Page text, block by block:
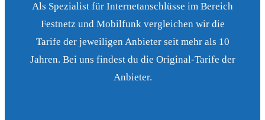
Als Spezialist für Internetanschlüsse im Bereich
Festnetz und Mobilfunk vergleichen wir die
Tarife der jeweiligen Anbieter seit mehr als 10
Jahren. Bei uns findest du die Original-Tarife der
Anbieter.